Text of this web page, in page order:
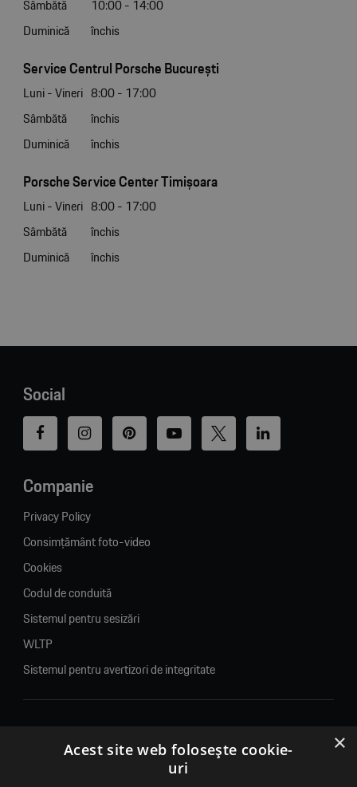
Sâmbătă
10:00 - 14:00
Duminică
închis
Service Centrul Porsche București
Luni - Vineri 8:00 - 17:00
Sâmbătă
închis
Duminică
închis
Porsche Service Center Timișoara
Luni - Vineri 8:00 - 17:00
Sâmbătă
închis
Duminică
închis
Social
Companie
Privacy Policy
Consimțământ foto-video
Cookies
Codul de conduită
Sistemul pentru sesizări
WLTP
Sistemul pentru avertizori de integritate
© 2026. Porsche Inter Auto Romania. Toate drepturile rezervate.
Porsche Inter Auto Romania SRL
×
Acest site web folosește cookie-
uri